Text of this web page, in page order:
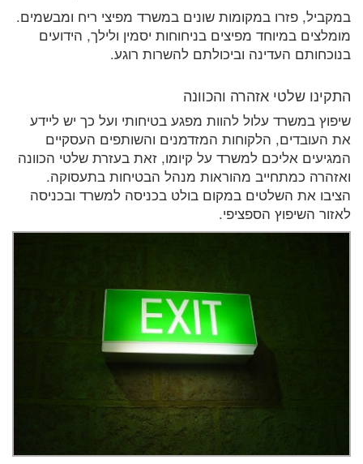
במקביל, פזרו במקומות שונים במשרד מפיצי ריח ומבשמים.
מומלצים במיוחד מפיצים בניחוחות יסמין ולילך, הידועים
בנוכחותם העדינה וביכולתם להשרות רוגע.
התקינו שלטי אזהרה והכוונה
שיפוץ במשרד עלול להוות מפגע בטיחותי ועל כך יש ליידע
את העובדים, הלקוחות המזדמנים והשותפים העסקיים
המגיעים אליכם למשרד על קיומו, זאת בעזרת שלטי הכוונה
ואזהרה כמתחייב מהוראות מנהל הבטיחות בתעסוקה.
הציבו את השלטים במקום בולט בכניסה למשרד ובכניסה
לאזור השיפוץ הספציפי.